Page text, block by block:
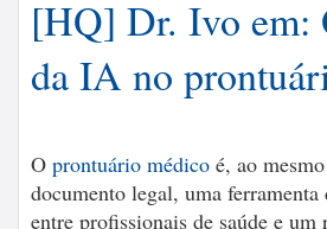
[HQ] Dr. Ivo em:
da IA no
O prontuário médico é, ao
documento legal, uma ferramenta
entre profissionais de saúde e um